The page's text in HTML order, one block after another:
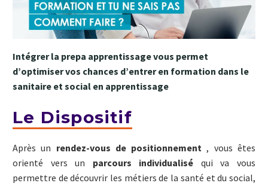
Intégrer la prepa apprentissage vous permet
d’optimiser vos chances d’entrer en formation dans le
sanitaire et social en apprentissage
Le Dispositif
Après un rendez-vous de positionnement, vous êtes
orienté vers un parcours individualisé qui va vous
permettre de découvrir les métiers de la santé et du social,